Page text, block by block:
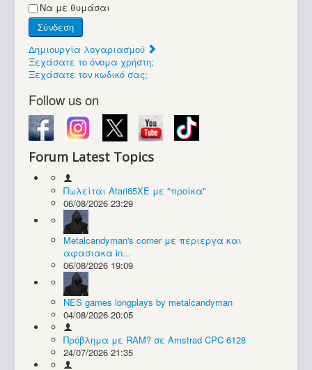
Συλλογές / Projects
Να με θυμάσαι
Σύνδεση
Δημιουργία λογαριασμού
Ξεχάσατε το όνομα χρήστη;
Ξεχάσατε τον κωδικό σας;
Follow us on
Forum Latest Topics
Πωλείται Atari65XE με "προίκα"
06/08/2026 23:29
Metalcandyman's corner με περιεργα και
αφασιακα in...
06/08/2026 19:09
NES games longplays by metalcandyman
04/08/2026 20:05
Πρόβλημα με RAM? σε Amstrad CPC 6128
24/07/2026 21:35